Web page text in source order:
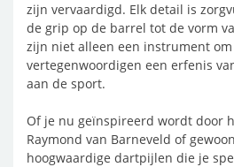
zijn vervaardigd. Elk detail is
de grip op de barrel tot de vorm
zijn niet alleen een instrument om
vertegenwoordigen een erfenis
aan de sport.
Of je nu geïnspireerd wordt door
Raymond van Barneveld of
hoogwaardige dartpijlen die je